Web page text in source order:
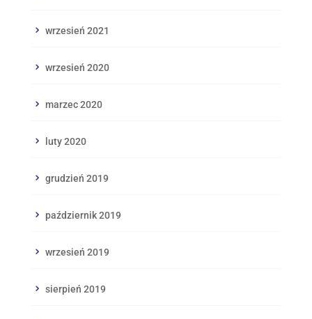
wrzesień 2021
wrzesień 2020
marzec 2020
luty 2020
grudzień 2019
październik 2019
wrzesień 2019
sierpień 2019